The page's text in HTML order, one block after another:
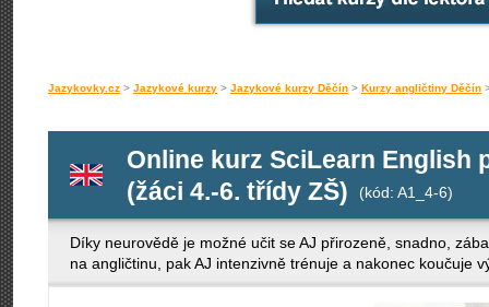
Jazykovky.cz > Jazykové kurzy > Jazykové kurzy Děčín > Kurzy angličtiny Děčín
Online kurz SciLearn English
(žáci 4.-6. třídy ZŠ)
(kód: A1_4-6)
Díky neurovědě je možné učit se AJ přirozeně, snadno,
na angličtinu, pak AJ intenzivně trénuje a nakonec koučuje